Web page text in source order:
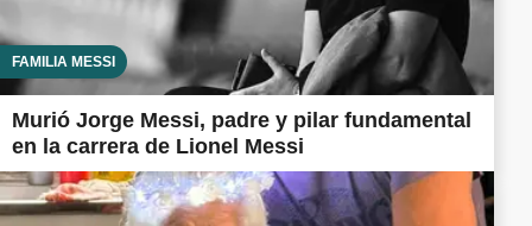
FAMILIA MESSI
Murió Jorge Messi, padre y pilar fundamental
en la carrera de Lionel Messi